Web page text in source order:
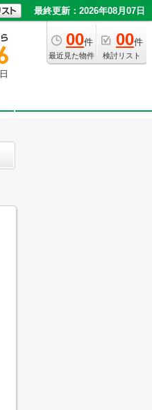
最終更新：2026年08月07日
00件
最近見た物件
00件
検討リスト